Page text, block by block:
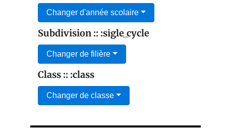
Changer d'année scolaire
Subdivision :: :sigle_cycle
Changer de filière
Class :: :class
Changer de classe